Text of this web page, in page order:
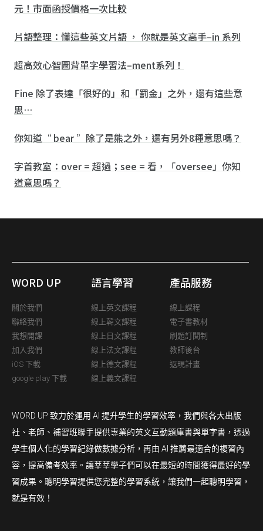
元！市面函授價格一次比較
片語整理：懂這些英文片語 ， 你就是英文高手–in 系列
超高效心智圖背單字學習法–ment系列！
Fine 除了表達「很好的」和「罰金」之外，還有這些意
思…
你知道“ bear ”除了是熊之外，還有另外8種意思嗎？
字首教室：over = 超過；see = 看，「oversee」你知
道意思嗎？
WORD UP
關於我們
聯絡我們
我想開課
加入我們
iOS 下載
google play 下載
語言學習
線上英文課程
線上韓文課程
線上日文課程
線上法文課程
線上德文課程
線上義文課程
產品服務
線上課程
電子書教材
刷題訂閱制
教師後台
返現計畫
WORD UP 致力於運用 AI 提升學生的學習效率，我們與各大出版
社、老師、補習班聯手提供專業的英文互動題庫書與單字書，透過
學生個人化的學習紀錄做數據分析，再由 AI 推薦最適合的複習內
容，提高備考效率。讓莘莘學子們可以在最短的時間獲得最好的學
習成果。聰明學習提供您完整的學習系統，讓我們一起聰明學習，
就是有效！